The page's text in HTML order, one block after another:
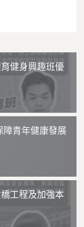
健身興趣班優
障青年健康發展
工程及加強本